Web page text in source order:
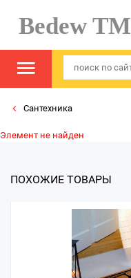
Bedew TM
Сантехника
Элемент не найден
ПОХОЖИЕ ТОВАРЫ